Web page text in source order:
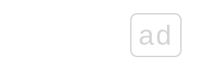
ad